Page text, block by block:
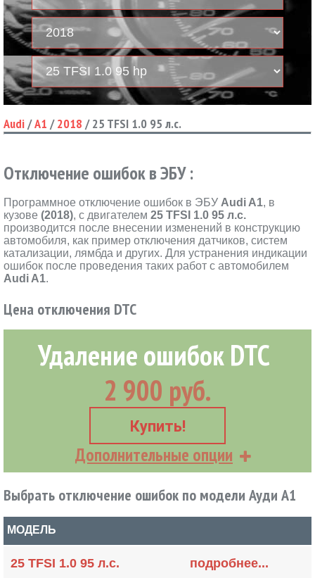
Audi/A1 /2018 /25 TFSI 1.0 95 л.с.
Отключение ошибок в ЭБУ :
Программное отключение ошибок в ЭБУ Audi A1, в
кузове (2018), с двигателем 25 TFSI 1.0 95 л.с.
производится после внесении изменений в конструкцию
автомобиля, как пример отключения датчиков, систем
катализации, лямбда и других. Для устранения индикации
ошибок после проведения таких работ с автомобилем
Audi A1.
Цена отключения DTC
Удаление ошибок DTC
2 900 руб.
Купить!
Дополнительные опции
Выбрать отключение ошибок по модели Ауди А1
МОДЕЛЬ
25 TFSI 1.0 95 л.с. подробнее...